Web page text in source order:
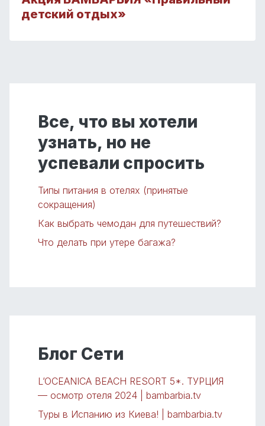
детский отдых»
Все, что вы хотели
узнать, но не
успевали спросить
Типы питания в отелях (принятые
сокращения)
Как выбрать чемодан для путешествий?
Что делать при утере багажа?
Блог Сети
L’OCEANICA BEACH RESORT 5*. ТУРЦИЯ
— осмотр отеля 2024 | bambarbia.tv
Туры в Испанию из Киева! | bambarbia.tv